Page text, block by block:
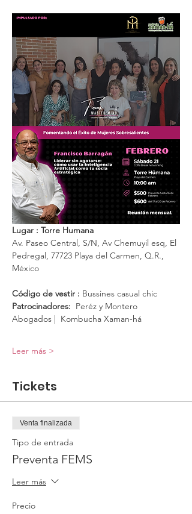
Lugar : Torre Humana
Av. Paseo Central, S/N, Av Chemuyil esq, El
Pedregal, 77723 Playa del Carmen, Q.R.,
México
Código de vestir : Bussines casual chic
Patrocinadores:
  Peréz y Montero
Abogados |  Kombucha Xaman-há
Leer más >
Tickets
Venta finalizada
Tipo de entrada
Preventa FEMS
Leer más
Precio